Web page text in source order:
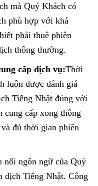
mà Quý Khách có
phù hợp với khả
phải thuê phiên
thông thường.
cấp dịch vụ:Thời
luôn được đánh giá
Tiếng Nhật đúng với
cung cấp xong thông
đủ thời gian phiên
nối ngôn ngữ của Quý
dịch Tiếng Nhật. Công